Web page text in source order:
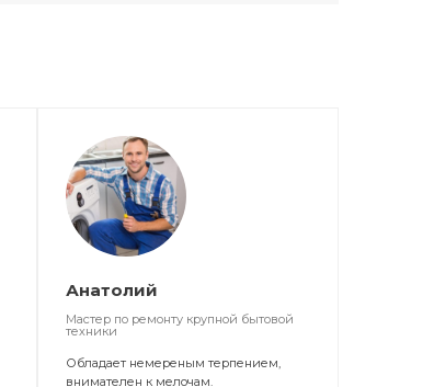
Анатолий
Мастер по ремонту крупной бытовой
техники
Обладает немереным терпением,
внимателен к мелочам.